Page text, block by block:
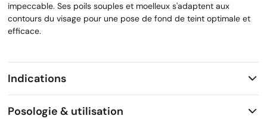
impeccable. Ses poils souples et moelleux s'adaptent aux
contours du visage pour une pose de fond de teint optimale et
efficace.
Indications
Posologie & utilisation